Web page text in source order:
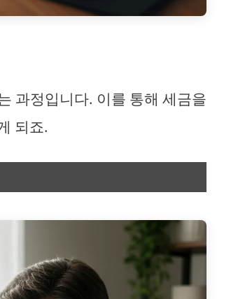
과정입니다. 이를 통해 세금을
되죠.